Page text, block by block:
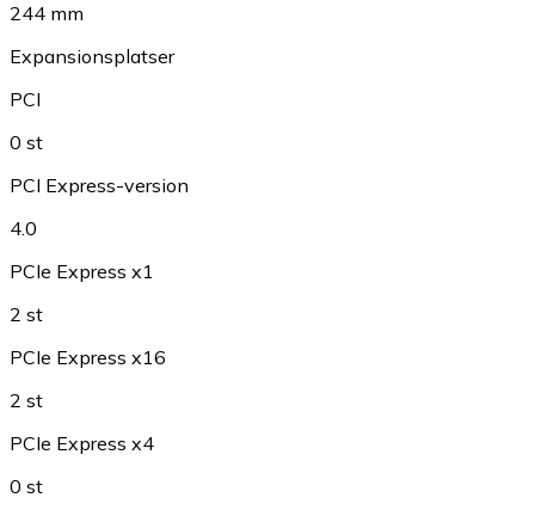
244 mm
Expansionsplatser
PCI
0 st
PCI Express-version
4.0
PCIe Express x1
2 st
PCIe Express x16
2 st
PCIe Express x4
0 st